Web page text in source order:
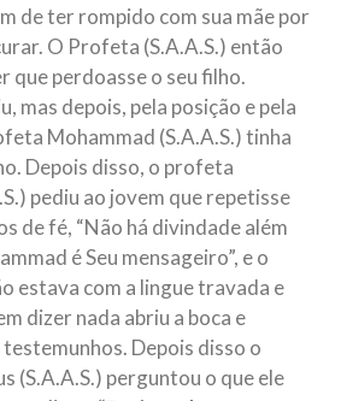
de ter rompido com sua mãe por
O Profeta (S.A.A.S.) então
que perdoasse o seu filho.
mas depois, pela posição e pela
Mohammad (S.A.A.S.) tinha
Depois disso, o profeta
pediu ao jovem que repetisse
de fé, “Não há divindade além
é Seu mensageiro”, e o
estava com a lingue travada e
dizer nada abriu a boca e
Depois disso o
(S.A.A.S.) perguntou o que ele